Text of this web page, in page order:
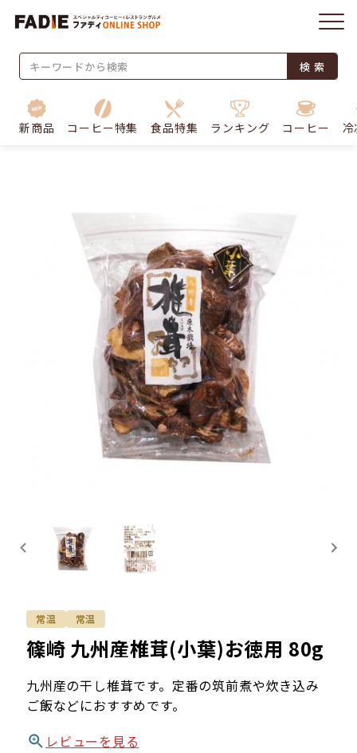
検 索
新商品 コーヒー特集 食品特集 ランキング コーヒー
篠崎 九州産椎茸(小葉)お徳用 80g
九州産の干し椎茸です。定番の筑前煮や炊き込み
ご飯などにおすすめです。
レビューを見る
常温 常温